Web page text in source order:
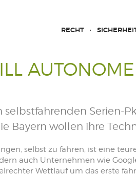
RECHT
selbstfahrenden Serien-
Bayern wollen ihre
selbst zu fahren, ist eine
auch Unternehmen wie
Wettlauf um das erste